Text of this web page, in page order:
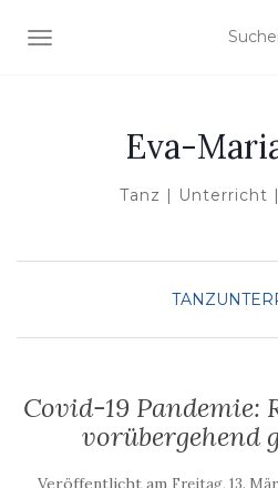
NAVIGATION UMSCHALTEN
Eva-
Tanz | Unterricht
Covid-19 Pandemie:
vorübergehend
Veröffentlicht am Freitag, 13.